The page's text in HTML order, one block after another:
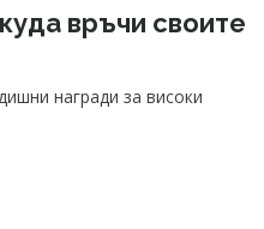
връчи своите
награди за високи